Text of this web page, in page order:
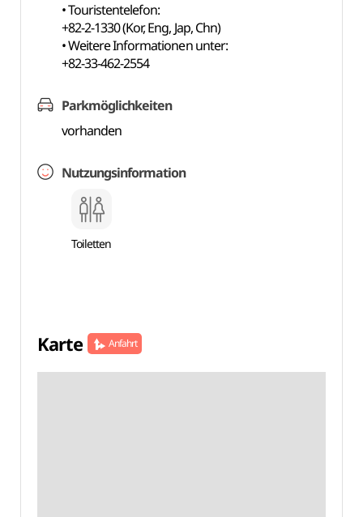
• Touristentelefon:
+82-2-1330 (Kor, Eng, Jap, Chn)
• Weitere Informationen unter:
+82-33-462-2554
Parkmöglichkeiten
vorhanden
Nutzungsinformation
Toiletten
Karte Anfahrt